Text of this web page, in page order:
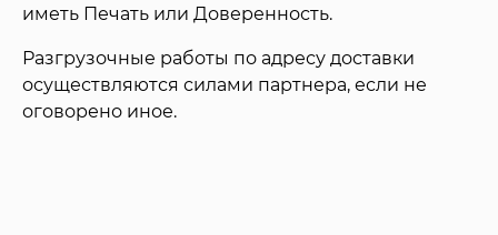
иметь Печать или Доверенность.
Разгрузочные работы по адресу доставки
осуществляются силами партнера, если не
оговорено иное.